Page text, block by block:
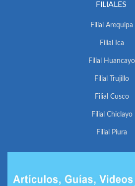
FILIALES
Filial Arequipa
Filial Ica
Filial Huancayo
Filial Trujillo
Filial Cusco
Filial Chiclayo
Filial Piura